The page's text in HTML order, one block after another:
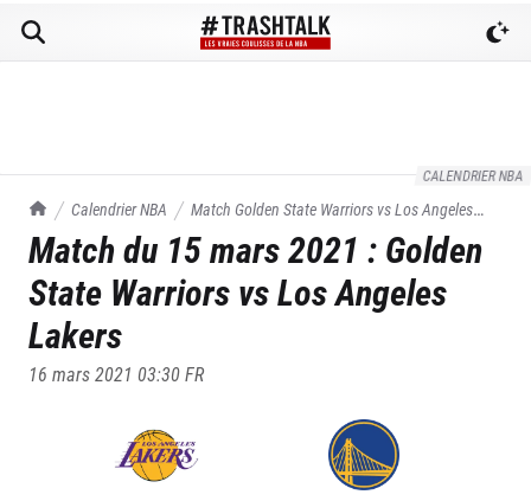
CALENDRIER NBA
TrashTalk Actu NBA
Calendrier NBA Match Golden State Warriors vsLos Angeles
Lakers
du 15/03/2021
Match du 15 mars 2021 : Golden
State Warriors vsLos Angeles
Lakers
16 mars 2021 03:30FR